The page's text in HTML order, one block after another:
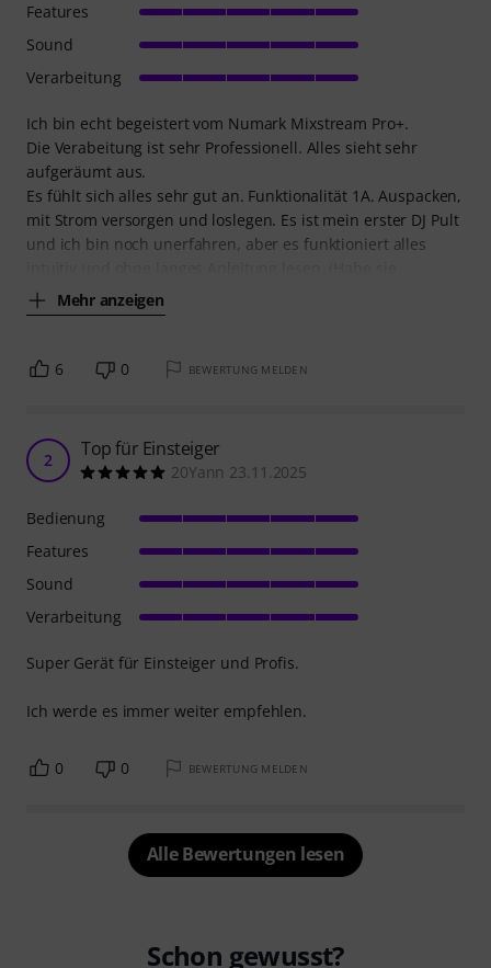
Ich bin echt begeistert vom Numark Mixstream Pro+.
Die Verabeitung ist sehr Professionell. Alles sieht sehr
aufgeräumt aus.
Es fühlt sich alles sehr gut an. Funktionalität 1A. Auspacken,
mit Strom versorgen und loslegen. Es ist mein erster DJ Pult
und ich bin noch unerfahren, aber es funktioniert alles
Mehr anzeigen
Features
Sound
Verarbeitung
6 0 BEWERTUNG MELDEN
2 Top für Einsteiger
20Yann 23.11.2025
Super Gerät für Einsteiger und Profis.
Ich werde es immer weiter empfehlen.
Bedienung
Features
Sound
Verarbeitung
0 0 BEWERTUNG MELDEN
Alle Bewertungen lesen
Schon gewusst?